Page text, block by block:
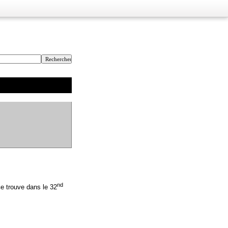
trouve dans le 32nd